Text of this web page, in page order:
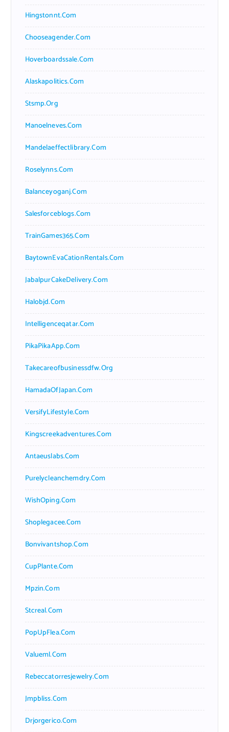
Hingstonnt.com
Chooseagender.com
Hoverboardssale.com
Alaskapolitics.com
Stsmp.org
Manoelneves.com
Mandelaeffectlibrary.com
Roselynns.com
Balanceyoganj.com
Salesforceblogs.com
TrainGames365.com
BaytownEvaCationRentals.com
JabalpurCakeDelivery.com
Halobjd.com
Intelligenceqatar.com
PikaPikaApp.com
Takecareofbusinessdfw.org
HamadaOfJapan.com
VersifyLifestyle.com
Kingscreekadventures.com
Antaeuslabs.com
Purelycleanchemdry.com
WishOping.com
Shoplegacee.com
Bonvivantshop.com
CupPlante.com
Mpzin.com
Stcreal.com
PopUpFlea.com
Valueml.com
Rebeccatorresjewelry.com
Jmpbliss.com
Drjorgerico.com